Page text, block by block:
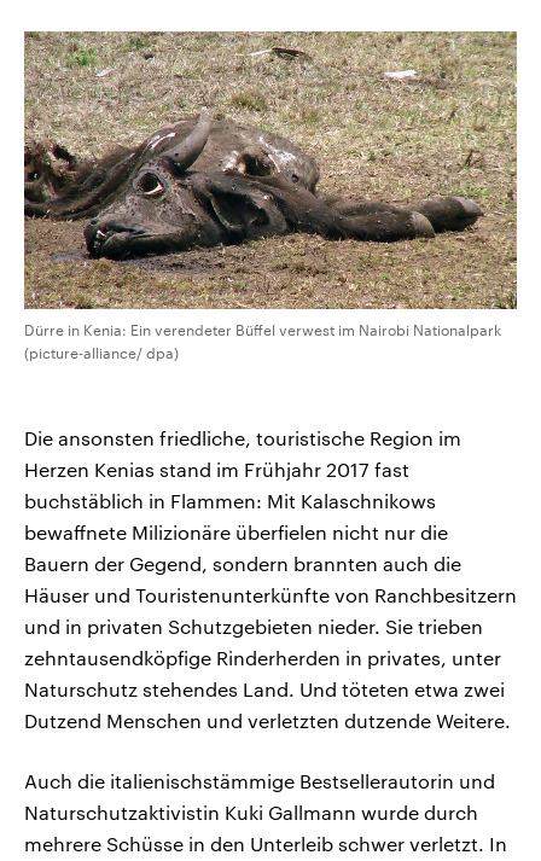
Dürre in Kenia: Ein verendeter Büffel verwest im Nairobi Nationalpark
(picture-alliance/ dpa)
Die ansonsten friedliche, touristische Region im
Herzen Kenias stand im Frühjahr 2017 fast
buchstäblich in Flammen: Mit Kalaschnikows
bewaffnete Milizionäre überfielen nicht nur die
Bauern der Gegend, sondern brannten auch die
Häuser und Touristenunterkünfte von Ranchbesitzern
und in privaten Schutzgebieten nieder. Sie trieben
zehntausendköpfige Rinderherden in privates, unter
Naturschutz stehendes Land. Und töteten etwa zwei
Dutzend Menschen und verletzten dutzende Weitere.
Auch die italienischstämmige Bestsellerautorin und
Naturschutzaktivistin Kuki Gallmann wurde durch
mehrere Schüsse in den Unterleib schwer verletzt. In